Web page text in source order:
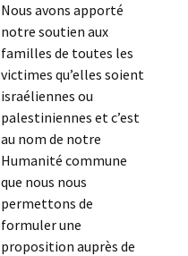
Nous avons apporté
notre soutien aux
familles de toutes les
victimes qu’elles soient
israéliennes ou
palestiniennes et c’est
au nom de notre
Humanité commune
que nous nous
permettons de
formuler une
proposition auprès de